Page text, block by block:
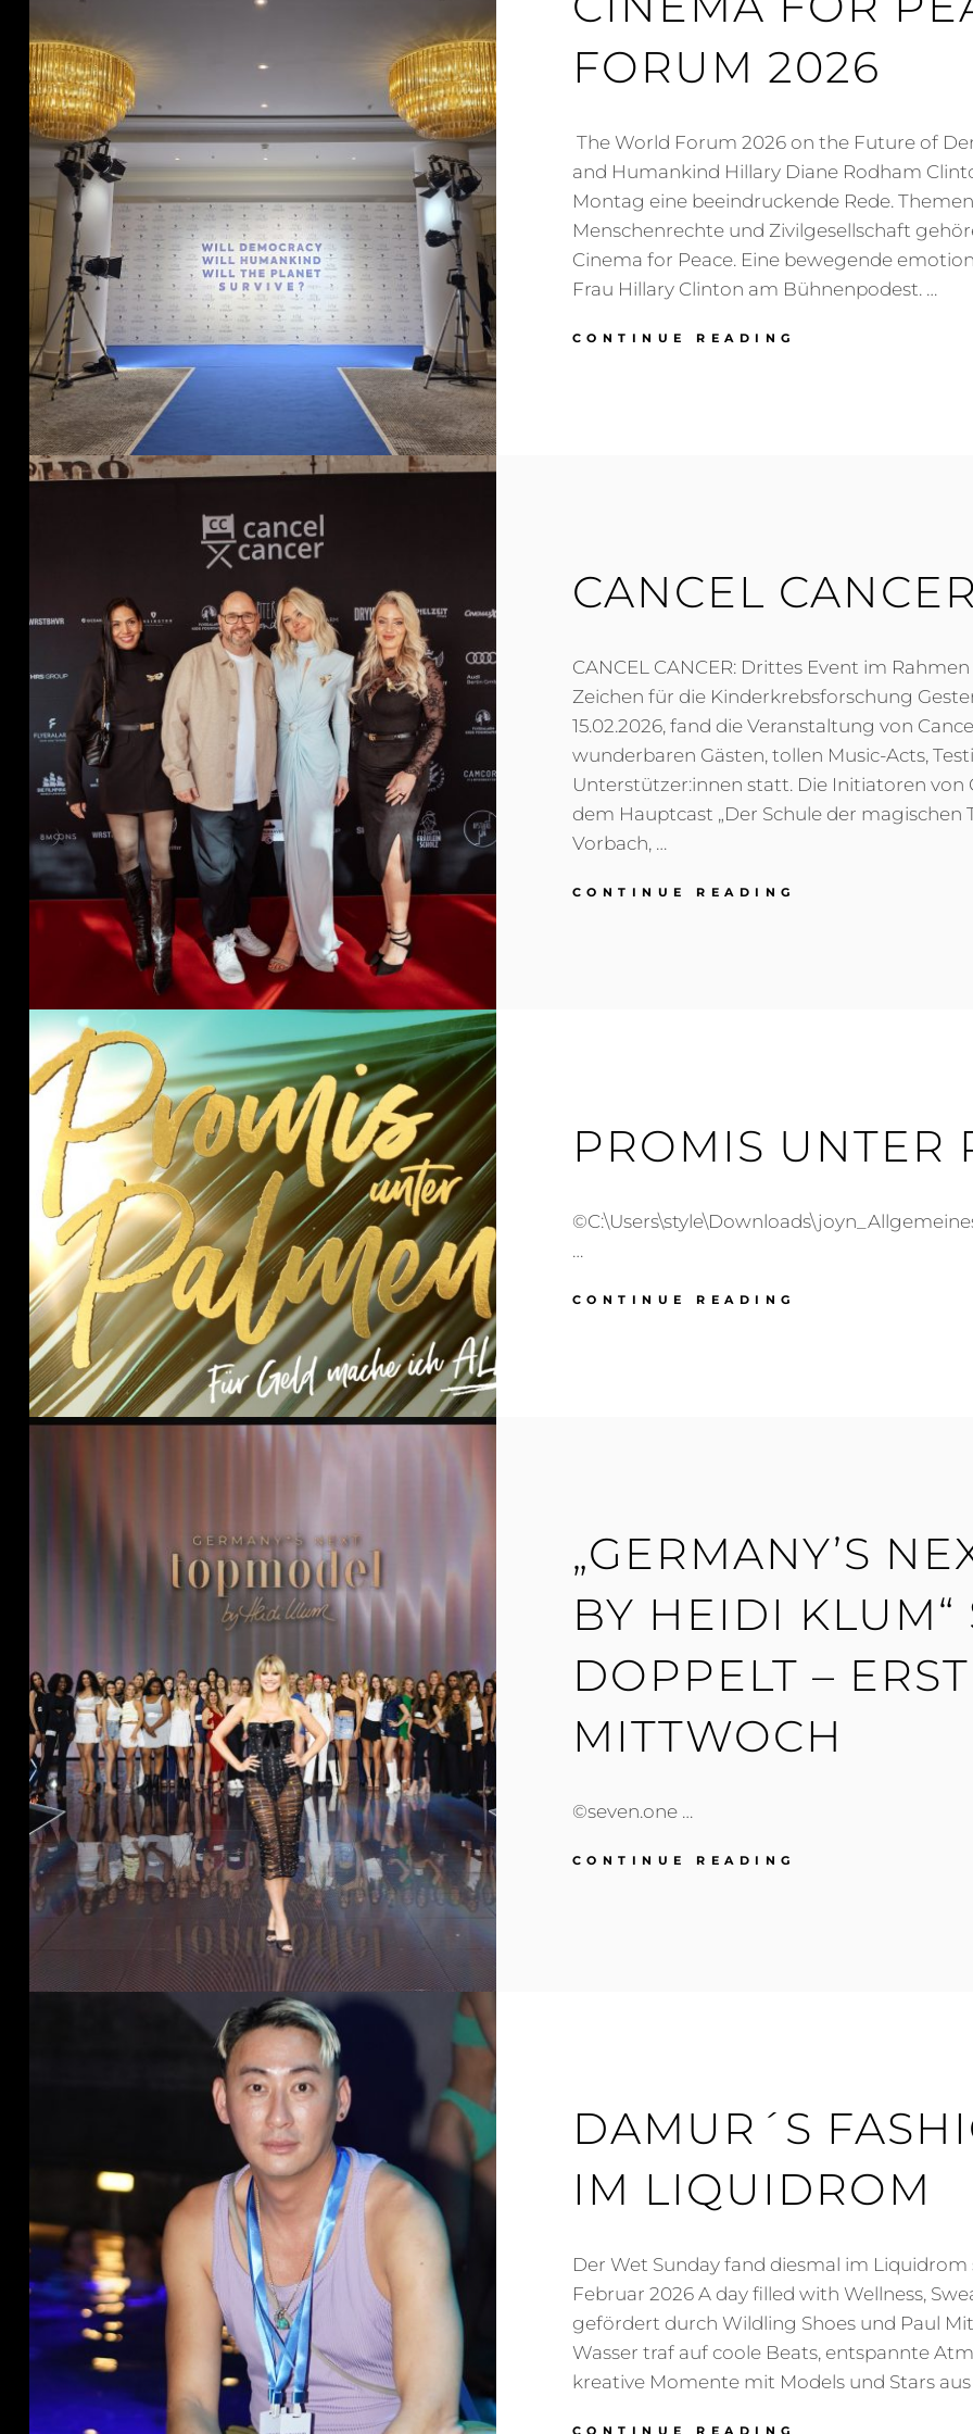
FORUM 2026
The World Forum 2026 on the Future of
and Humankind Hillary Diane Rodham
Montag eine beeindruckende Rede.
Menschenrechte und Zivilgesellschaft
Cinema for Peace. Eine bewegende
Frau Hillary Clinton am Bühnenpodest. …
CONTINUE READING
CANCEL CANCER
CANCEL CANCER: Drittes Event im
Zeichen für die Kinderkrebsforschung
15.02.2026, fand die Veranstaltung von
wunderbaren Gästen, tollen Music-Acts,
Unterstützer:innen statt. Die Initiatoren von
dem Hauptcast „Der Schule der magischen
Vorbach, …
CONTINUE READING
PROMIS UNTER
…
CONTINUE READING
„GERMANY’S
BY HEIDI KLUM“
DOPPELT –
MITTWOCH
©seven.one …
CONTINUE READING
MITTWOCH
DAMUR´S
IM LIQUIDROM
Der Wet Sunday fand diesmal im Liquidrom
Februar 2026 A day filled with Wellness,
gefördert durch Wildling Shoes und Paul
Wasser traf auf coole Beats, entspannte
kreative Momente mit Models und Stars
CONTINUE READING